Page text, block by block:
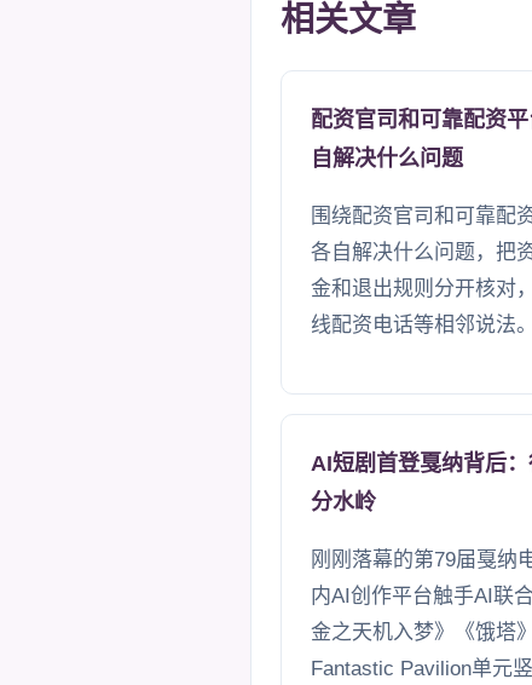
相关文章
配资官司和可靠配资
自解决什么问题
围绕配资官司和可靠配
各自解决什么问题，把
金和退出规则分开核对
线配资电话等相邻说法。
AI短剧首登戛纳背后
分水岭
刚刚落幕的第79届戛纳
内AI创作平台触手AI联
金之天机入梦》《饿塔
Fantastic Pavilion单元